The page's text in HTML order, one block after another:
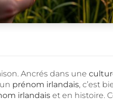
Ancrés dans une
prénom irlandais, c’est
irlandais et en histoire.